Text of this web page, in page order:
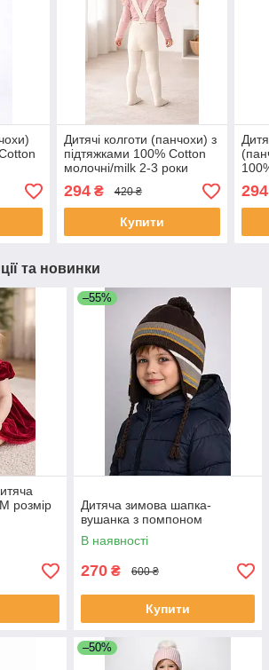
Дитячі колготи (панчохи) з
підтяжками 100% Cotton
молочні/milk 2-3 роки
розмір 92-104
294₴ 420 ₴
Купити
294
та новинки
розмір
–55%
Дитяча зимова шапка-
вушанка з помпоном
В наявності
270 ₴ 600 ₴
Купити
–50%